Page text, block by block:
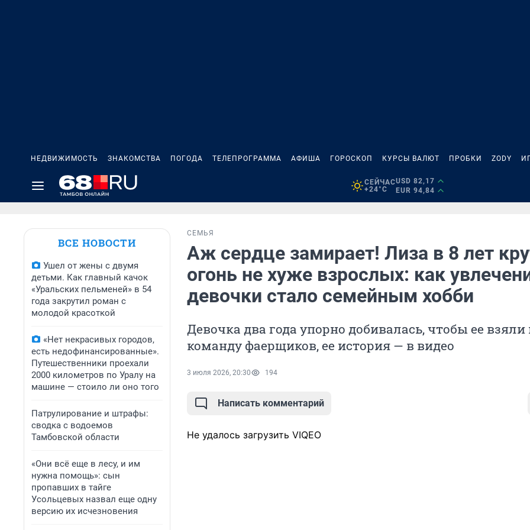
НЕДВИЖИМОСТЬ ЗНАКОМСТВА ПОГОДА ТЕЛЕПРОГРАММА АФИША ГОРОСКОП КУРСЫ ВАЛЮТ ПРОБКИ ZODY
СЕЙЧАС
+24°C
USD 82,17
EUR 94,84
ВСЕ НОВОСТИ
Ушел от жены с двумя
детьми. Как главный качок
«Уральских пельменей» в 54
года закрутил роман с
молодой красоткой
«Нет некрасивых городов,
есть недофинансированные».
Путешественники проехали
2000 километров по Уралу на
машине — стоило ли оно того
Патрулирование и штрафы:
сводка с водоемов
Тамбовской области
«Они всё еще в лесу, и им
нужна помощь»: сын
пропавших в тайге
Усольцевых назвал еще одну
версию их исчезновения
СЕМЬЯ
Аж сердце замирает! Лиза в 8 лет
огонь не хуже взрослых: как
девочки стало семейным хобби
Девочка два года упорно добивалась, чтобы ее взяли
команду фаерщиков, ее история — в видео
3 июля 2026, 20:30 194
Написать комментарий
Не удалось загрузить VIQEO